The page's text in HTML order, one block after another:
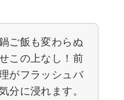
ご飯も変わらぬ
この上なし！前
がフラッシュバ
分に浸れます。